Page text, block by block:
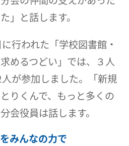
」と話します。
行われた「学校図書館・
めるつどい」では、３人
が参加しました。「新規
りくんで、もっと多くの
会役員は話します。
みんなの力で